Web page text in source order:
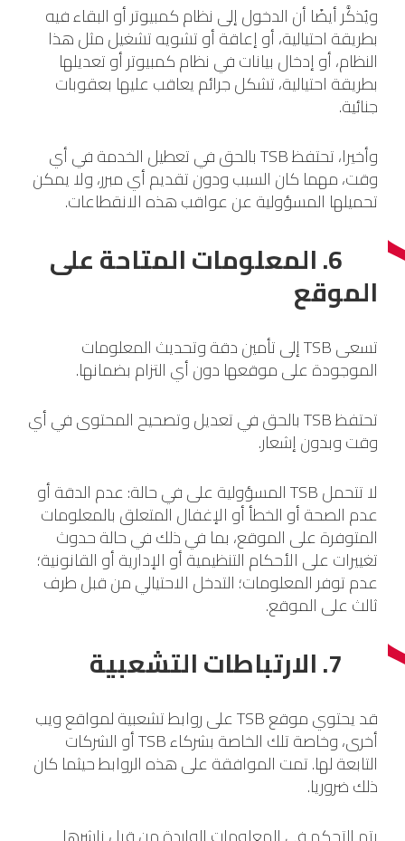
ويُذكَّر أيضًا أن الدخول إلى نظام كمبيوتر أو البقاء فيه
بطريقة احتيالية، أو إعاقة أو تشويه تشغيل مثل هذا
النظام، أو إدخال بيانات في نظام كمبيوتر أو تعديلها
بطريقة احتيالية، تشكل جرائم يعاقب عليها بعقوبات
جنائية.
وأخيرا، تحتفظ TSB بالحق في تعطيل الخدمة في أي
وقت، مهما كان السبب ودون تقديم أي مبرر، ولا يمكن
تحميلها المسؤولية عن عواقب هذه الانقطاعات.
6. المعلومات المتاحة على
الموقع
تسعى TSB إلى تأمين دقة وتحديث المعلومات
الموجودة على موقعها دون أي التزام بضمانها.
تحتفظ TSB بالحق في تعديل وتصحيح المحتوى في أي
وقت وبدون إشعار.
لا تتحمل TSB المسؤولية على في حالة: عدم الدقة أو
عدم الصحة أو الخطأ أو الإغفال المتعلق بالمعلومات
المتوفرة على الموقع، بما في ذلك في حالة حدوث
تغييرات على الأحكام التنظيمية أو الإدارية أو القانونية؛
عدم توفر المعلومات؛ التدخل الاحتيالي من قبل طرف
ثالث على الموقع.
7. الارتباطات التشعبية
قد يحتوي موقع TSB على روابط تشعبية لمواقع ويب
أخرى، وخاصة تلك الخاصة بشركاء TSB أو الشركات
التابعة لها. تمت الموافقة على هذه الروابط حيثما كان
ذلك ضروريا.